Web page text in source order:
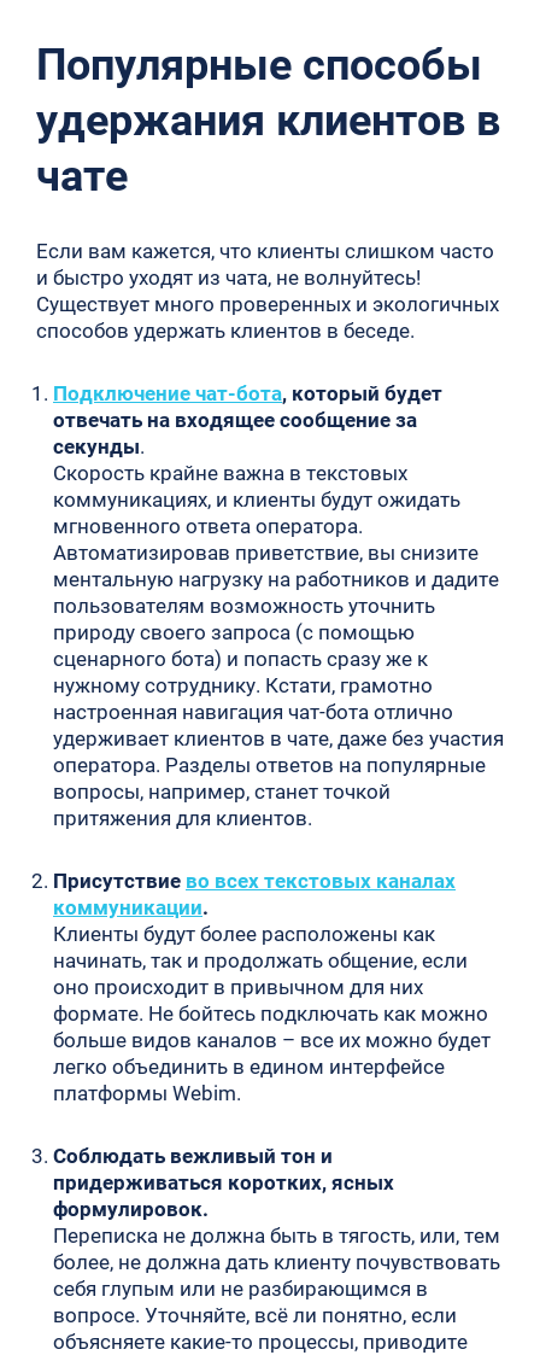
Популярные способы
удержания клиентов в
чате
Если вам кажется, что клиенты слишком часто
и быстро уходят из чата, не волнуйтесь!
Существует много проверенных и экологичных
способов удержать клиентов в беседе.
Подключение чат-бота, который будет
отвечать на входящее сообщение за
секунды.
Скорость крайне важна в текстовых
коммуникациях, и клиенты будут ожидать
мгновенного ответа оператора.
Автоматизировав приветствие, вы снизите
ментальную нагрузку на работников и дадите
пользователям возможность уточнить
природу своего запроса (с помощью
сценарного бота) и попасть сразу же к
нужному сотруднику. Кстати, грамотно
настроенная навигация чат-бота отлично
удерживает клиентов в чате, даже без участия
оператора. Разделы ответов на популярные
вопросы, например, станет точкой
притяжения для клиентов.
Присутствие во всех текстовых каналах
коммуникации.
Клиенты будут более расположены как
начинать, так и продолжать общение, если
оно происходит в привычном для них
формате. Не бойтесь подключать как можно
больше видов каналов – все их можно будет
легко объединить в едином интерфейсе
платформы Webim.
Соблюдать вежливый тон и
придерживаться коротких, ясных
формулировок.
Переписка не должна быть в тягость, или, тем
более, не должна дать клиенту почувствовать
себя глупым или не разбирающимся в
вопросе. Уточняйте, всё ли понятно, если
объясняете какие-то процессы, приводите